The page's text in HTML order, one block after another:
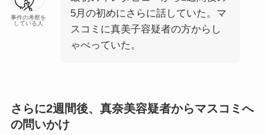
事件の考察を
している人
5月の初めにさらに話していた。マ
スコミに真美子容疑者の方からし
ゃべっていた。
さらに2週間後、真奈美容疑者からマスコミへ
の問いかけ